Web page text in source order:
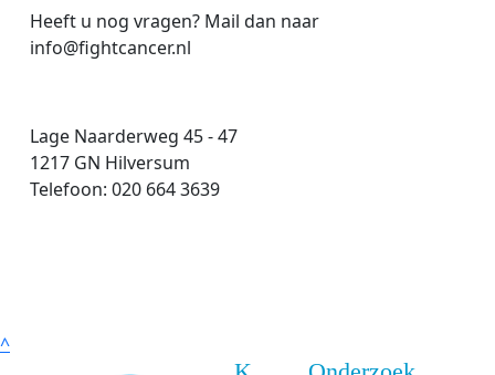
Heeft u nog vragen? Mail dan naar
info@fightcancer.nl
Lage Naarderweg 45 - 47
1217 GN Hilversum
Telefoon: 020 664 3639
^